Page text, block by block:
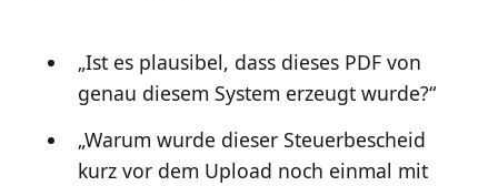
„Ist es plausibel, dass dieses PDF von
genau diesem System erzeugt wurde?“
„Warum wurde dieser Steuerbescheid
kurz vor dem Upload noch einmal mit